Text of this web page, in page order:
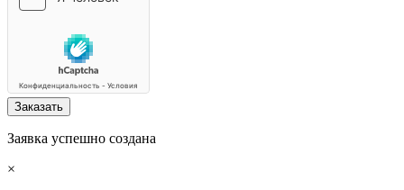
Заказать
Заявка успешно создана
×